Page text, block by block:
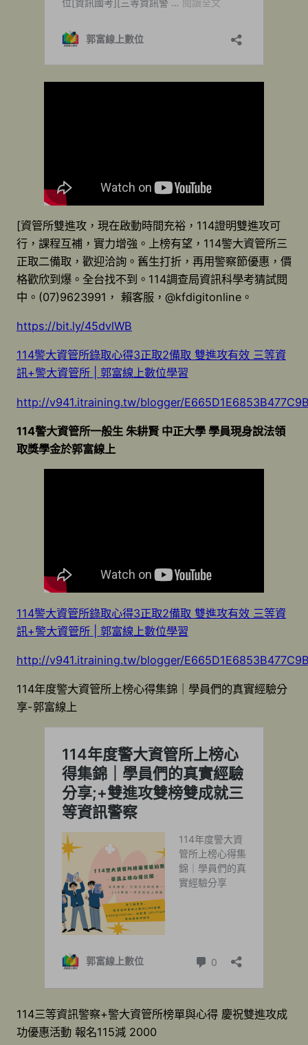
[資管所雙進攻，現在啟動時間充裕，114證明雙進攻可
行，課程互補，實力增強。上榜有望，114警大資管所三
正取二備取，歡迎洽詢。舊生打折，再用警察節優惠，價
格歡欣到爆。全台找不到。114調查局資訊科學考猜試閱
中。(07)9623991， 賴客服，@kfdigitonline。
https://bit.ly/45dvlWB
114警大資管所錄取心得3正取2備取 雙進攻有效 三等資
訊+警大資管所 | 郭富線上數位學習
http://v941.itraining.tw/blogger/
114警大資管所一般生 朱耕賢 中正大學 學員現身說法領
取獎學金於郭富線上
114警大資管所錄取心得3正取2備取 雙進攻有效 三等資
訊+警大資管所 | 郭富線上數位學習
http://v941.itraining.tw/blogger/
114年度警大資管所上榜心得集錦｜學員們的真實經驗分
享-郭富線上
114三等資訊警察+警大資管所榜單與心得 慶祝雙進攻成
功優惠活動 報名115減 2000